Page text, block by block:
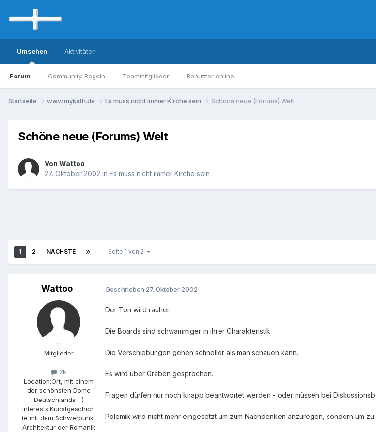
Umsehen
Forum Community-Regeln Teammitglieder Benutzer online
Aktivitäten
Startseite www.mykath.de Es muss nicht immer Kirche sein Schöne neue (Forums) Welt
Schöne neue (Forums) Welt
Von Wattoo
27. Oktober 2002 in Es muss nicht immer Kirche sein
1 2 NÄCHSTE Seite 1 von 2
Wattoo
Mitglieder
2k
Location:Ort, mit einem
der schönsten Dome
Deutschlands :-)
Interests:Kunstgeschich
te mit dem Schwerpunkt
Architektur der Romanik
Geschrieben 27. Oktober 2002
Der Ton wird rauher.
Die Boards sind schwammiger in ihrer Charakteristik.
Die Verschiebungen gehen schneller als man schauen kann.
Es wird über Gräben gesprochen.
Fragen dürfen nur noch knapp beantwortet werden - oder müssen bei
Polemik wird nicht mehr eingesetzt um zum Nachdenken anzuregen, sondern um